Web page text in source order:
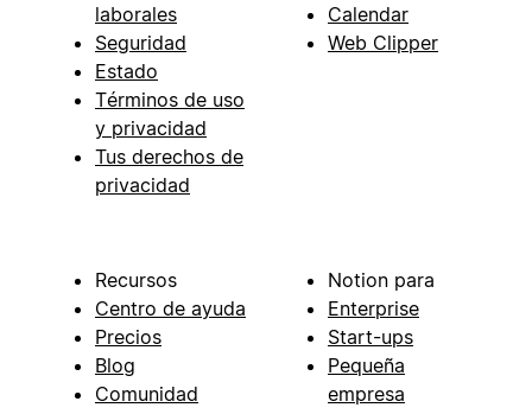
laborales
Seguridad
Estado
Términos de uso
y privacidad
Tus derechos de
privacidad
Calendar
Web Clipper
Recursos
Centro de ayuda
Precios
Blog
Comunidad
Notion para
Enterprise
Start-ups
Pequeña
empresa